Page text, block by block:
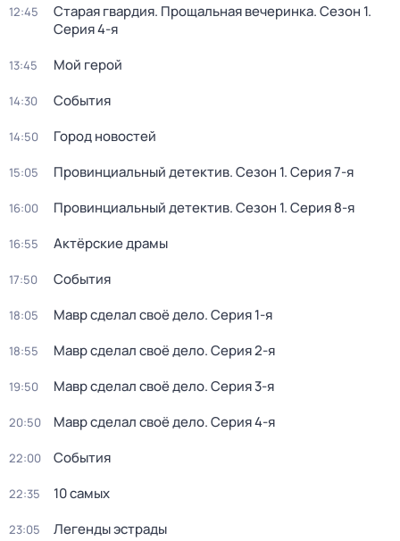
12:45 Старая гвардия. Прощальная вечеринка. Сезон 1.
Серия 4-я
13:45 Мой герой
14:30 События
14:50 Город новостей
15:05 Провинциальный детектив. Сезон 1. Серия 7-я
16:00 Провинциальный детектив. Сезон 1. Серия 8-я
16:55 Актёрские драмы
17:50 События
18:05 Мавр сделал своё дело. Серия 1-я
18:55 Мавр сделал своё дело. Серия 2-я
19:50 Мавр сделал своё дело. Серия 3-я
20:50 Мавр сделал своё дело. Серия 4-я
22:00 События
22:35 10 самых
23:05 Легенды эстрады